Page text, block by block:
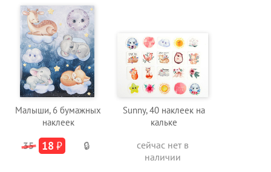
Малыши, 6 бумажных
наклеек
35 18 ₽ 🔒
Sunny, 40 наклеек на
кальке
сейчас нет в
наличии